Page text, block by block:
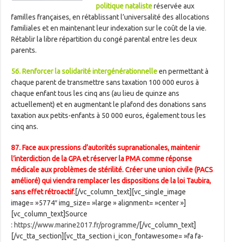
politique natalisteréservée aux
familles françaises, en rétablissant l’universalité des allocations
familiales et en maintenant leur indexation sur le coût de la vie.
Rétablir la libre répartition du congé parental entre les deux
parents.
56. Renforcer la solidarité intergénérationnelleen permettant à
chaque parent de transmettre sans taxation 100 000 euros à
chaque enfant tous les cinq ans (au lieu de quinze ans
actuellement) et en augmentant le plafond des donations sans
taxation aux petits-enfants à 50 000 euros, également tous les
cinq ans.
87. Face aux pressions d’autorités supranationales, maintenir
l’interdiction de la GPA et réserver la PMA comme réponse
médicale aux problèmes de stérilité. Créer une union civile (PACS
amélioré) qui viendra remplacer les dispositions de la loi Taubira,
sans effet rétroactif.[/vc_column_text][vc_single_image
image= »5774″ img_size= »large » alignment= »center »]
[vc_column_text]Source
: https://www.marine2017.fr/programme/[/vc_column_text]
[/vc_tta_section][vc_tta_section i_icon_fontawesome= »fa fa-